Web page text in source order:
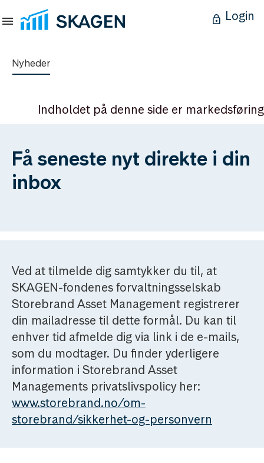
Login
Nyheder
Indholdet på denne side er markedsføring
Få seneste nyt direkte i din
inbox
Ved at tilmelde dig samtykker du til, at
SKAGEN-fondenes forvaltningsselskab
Storebrand Asset Management registrerer
din mailadresse til dette formål. Du kan til
enhver tid afmelde dig via link i de e-mails,
som du modtager. Du finder yderligere
information i Storebrand Asset
Managements privatslivspolicy her:
www.storebrand.no/om-
storebrand/sikkerhet-og-personvern